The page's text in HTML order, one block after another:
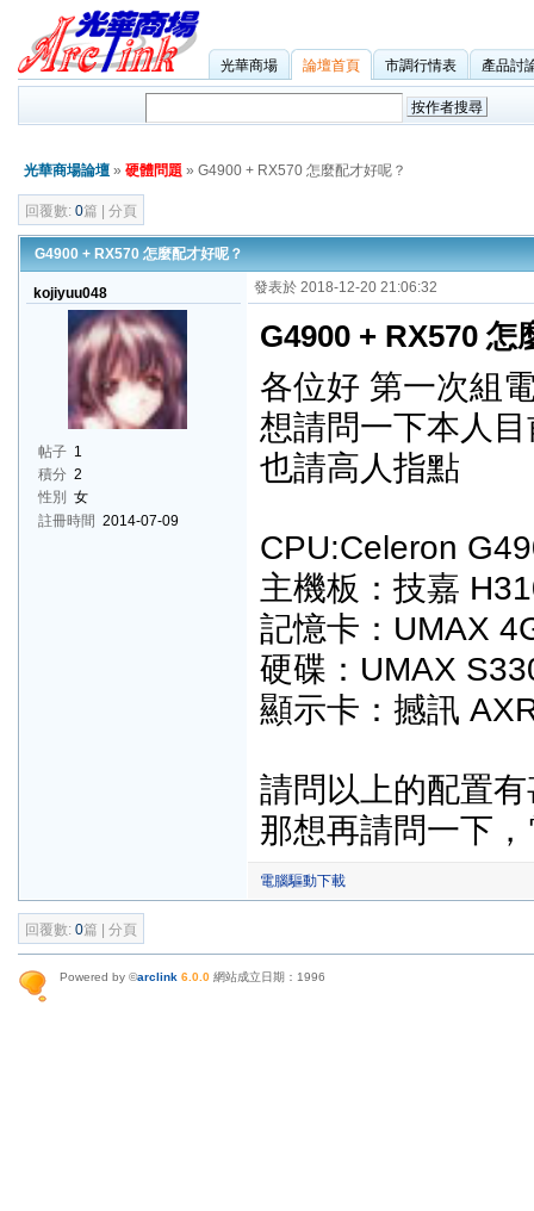
光華商場 論壇首頁 市調行情表 產品討
光華商場論壇 » 硬體問題 » G4900 + RX570 怎麼配才好呢？
回覆數: 0篇 | 分頁
G4900 + RX570 怎麼配才好呢？
kojiyuu048
帖子 1
積分 2
性別
女
註冊時間 2014-07-09
發表於 2018-12-20 21:06:32
G4900 + RX570 怎
各位好 第一次組
想請問一下本人
也請高人指點
CPU:Celeron
主機板：技嘉
記憶卡：UMAX
硬碟：UMAX
顯示卡：撼訊
請問以上的配置
那想再請問一下，
電腦驅動下載
回覆數: 0篇 | 分頁
Powered by ©arclink 6.0.0 網站成立日期：1996